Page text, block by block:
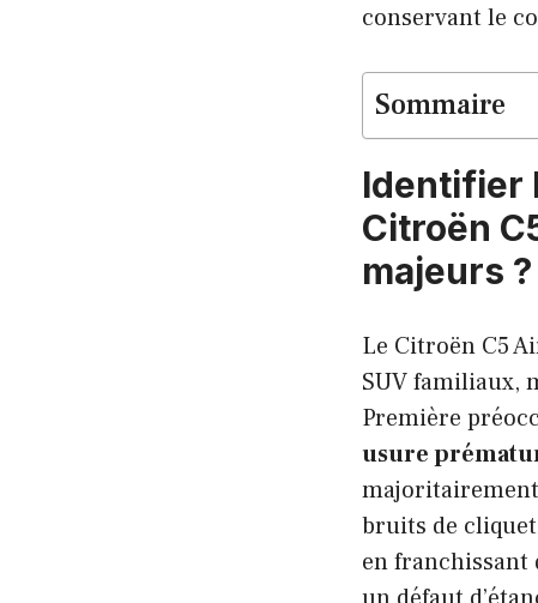
conservant le
Sommaire
Identifier
Citroën
majeurs ?
Le Citroën C5
SUV familiaux,
Première
usure
bruits de
en franchissant